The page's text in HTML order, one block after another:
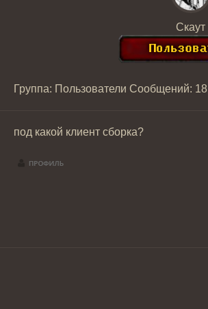
Скаут
Группа: Пользователи Сообщений: 18
под какой клиент сборка?